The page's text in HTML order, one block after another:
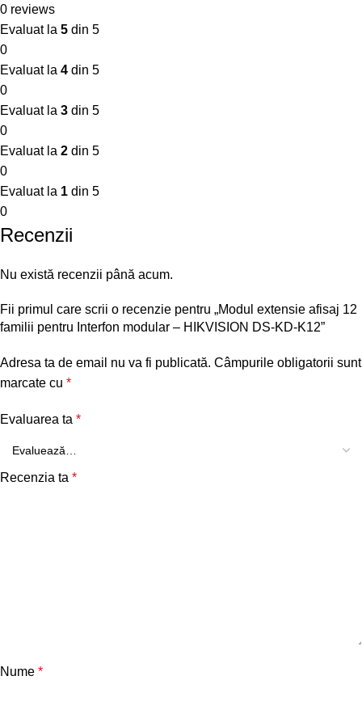
0 reviews
Evaluat la 5 din 5
0
Evaluat la 4 din 5
0
Evaluat la 3 din 5
0
Evaluat la 2 din 5
0
Evaluat la 1 din 5
0
Recenzii
Nu există recenzii până acum.
Fii primul care scrii o recenzie pentru „Modul extensie afisaj 12
familii pentru Interfon modular – HIKVISION DS-KD-K12”
Adresa ta de email nu va fi publicată. Câmpurile obligatorii sunt
marcate cu *
Evaluarea ta *
Recenzia ta *
Nume *